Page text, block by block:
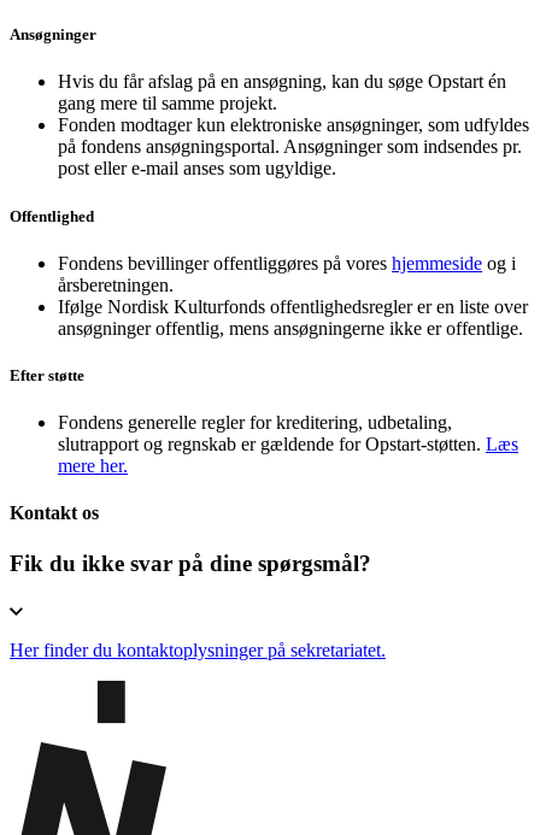
Ansøgninger
Hvis du får afslag på en ansøgning, kan du søge Opstart én
gang mere til samme projekt.
Fonden modtager kun elektroniske ansøgninger, som udfyldes
på fondens ansøgningsportal. Ansøgninger som indsendes pr.
post eller e-mail anses som ugyldige.
Offentlighed
Fondens bevillinger offentliggøres på vores hjemmeside og i
årsberetningen.
Ifølge Nordisk Kulturfonds offentlighedsregler er en liste over
ansøgninger offentlig, mens ansøgningerne ikke er offentlige.
Efter støtte
Fondens generelle regler for kreditering, udbetaling,
slutrapport og regnskab er gældende for Opstart-støtten. Læs
mere her.
Kontakt os
Fik du ikke svar på dine spørgsmål?
Her finder du kontaktoplysninger på sekretariatet.